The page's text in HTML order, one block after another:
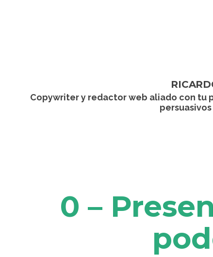
Copywriter y redactor web aliado con tu
0 –